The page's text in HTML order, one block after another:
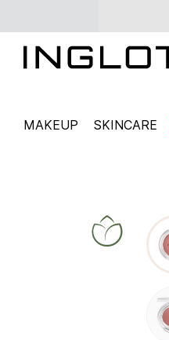
MAKEUP SKINCARE